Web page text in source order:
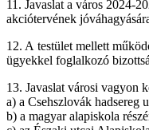
11. Javaslat a város 2024-
akciótervének
12. A testület mellett
ügyekkel foglalkozó
13. Javaslat városi vagyon
a) a Csehszlovák hadsereg
b) a magyar alapiskola